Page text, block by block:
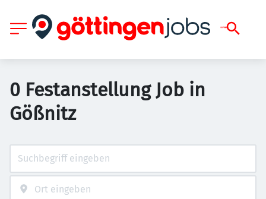
0 Festanstellung Job in
Gößnitz